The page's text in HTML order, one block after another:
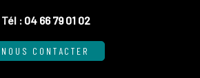
Tél : 04 66 79 01 02
NOUS CONTACTER